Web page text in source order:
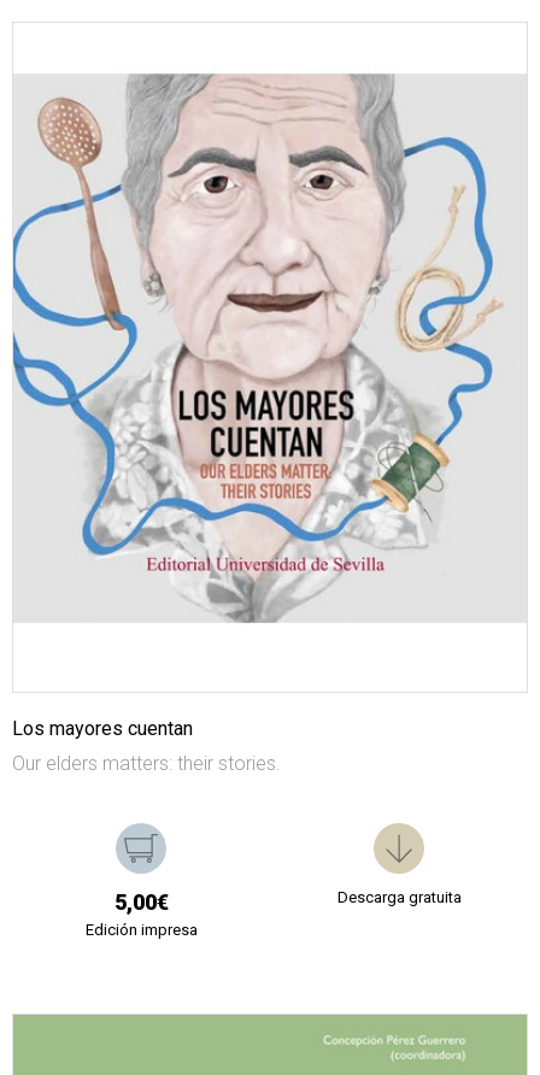
Los mayores cuentan
Our elders matters: their stories.
5,00€
Edición impresa
Descarga gratuita